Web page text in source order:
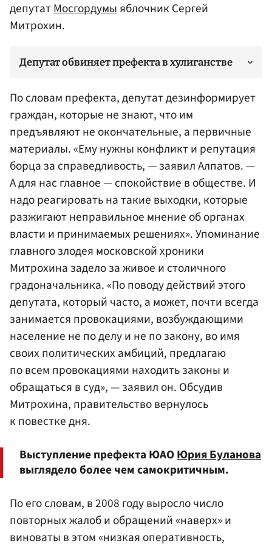
депутатМосгордумыяблочник Сергей
Митрохин.
Депутат обвиняет префекта в хулиганстве
По словам префекта, депутат дезинформирует
граждан, которые не знают, что им
предъявляют не окончательные, а первичные
материалы. «Ему нужны конфликт и репутация
борца за справедливость, — заявил Алпатов. —
А для нас главное — спокойствие в обществе. И
надо реагировать на такие выходки, которые
разжигают неправильное мнение об органах
власти и принимаемых решениях». Упоминание
главного злодея московской хроники
Митрохина задело за живое и столичного
градоначальника. «По поводу действий этого
депутата, который часто, а может, почти всегда
занимается провокациями, возбуждающими
население не по делу и не по закону, во имя
своих политических амбиций, предлагаю
по всем провокациями находить законы и
обращаться в суд», — заявил он. Обсудив
Митрохина, правительство вернулось
к повестке дня.
Выступление префекта ЮАОЮрия Буланова
выглядело более чем самокритичным.
По его словам, в 2008 году выросло число
повторных жалоб и обращений «наверх» и
виноваты в этом «низкая оперативность,